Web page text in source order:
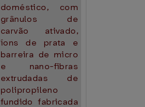
doméstico, com
grânulos de
carvão ativado,
íons de prata e
barreira de micro
e nano-fibras
extrudadas de
polipropileno
fundido fabricada